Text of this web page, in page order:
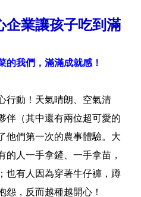
企業讓孩子吃到滿
的我們，滿滿成就感！
行動！天氣晴朗、空氣清
伴（其中還有兩位超可愛的
他們第一次的農事體驗。大
的人一手拿鏟、一手拿苗，
也有人因為穿著牛仔褲，蹲
怨，反而越種越開心！